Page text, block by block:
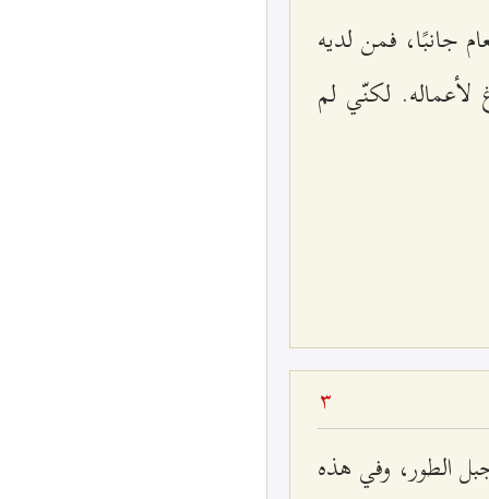
جانبًا، فمن لديه
لأعماله. لكنّي لم
3
الطور، وفي هذه